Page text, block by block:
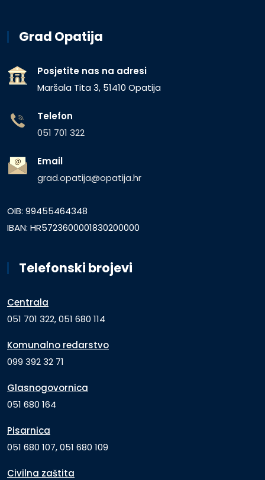
Grad Opatija
Posjetite nas na adresi
Maršala Tita 3, 51410 Opatija
Telefon
051 701 322
Email
grad.opatija@opatija.hr
OIB: 99455464348
IBAN: HR5723600001830200000
Telefonski brojevi
Centrala
051 701 322, 051 680 114
Komunalno redarstvo
099 392 32 71
Glasnogovornica
051 680 164
Pisarnica
051 680 107, 051 680 109
Civilna zaštita